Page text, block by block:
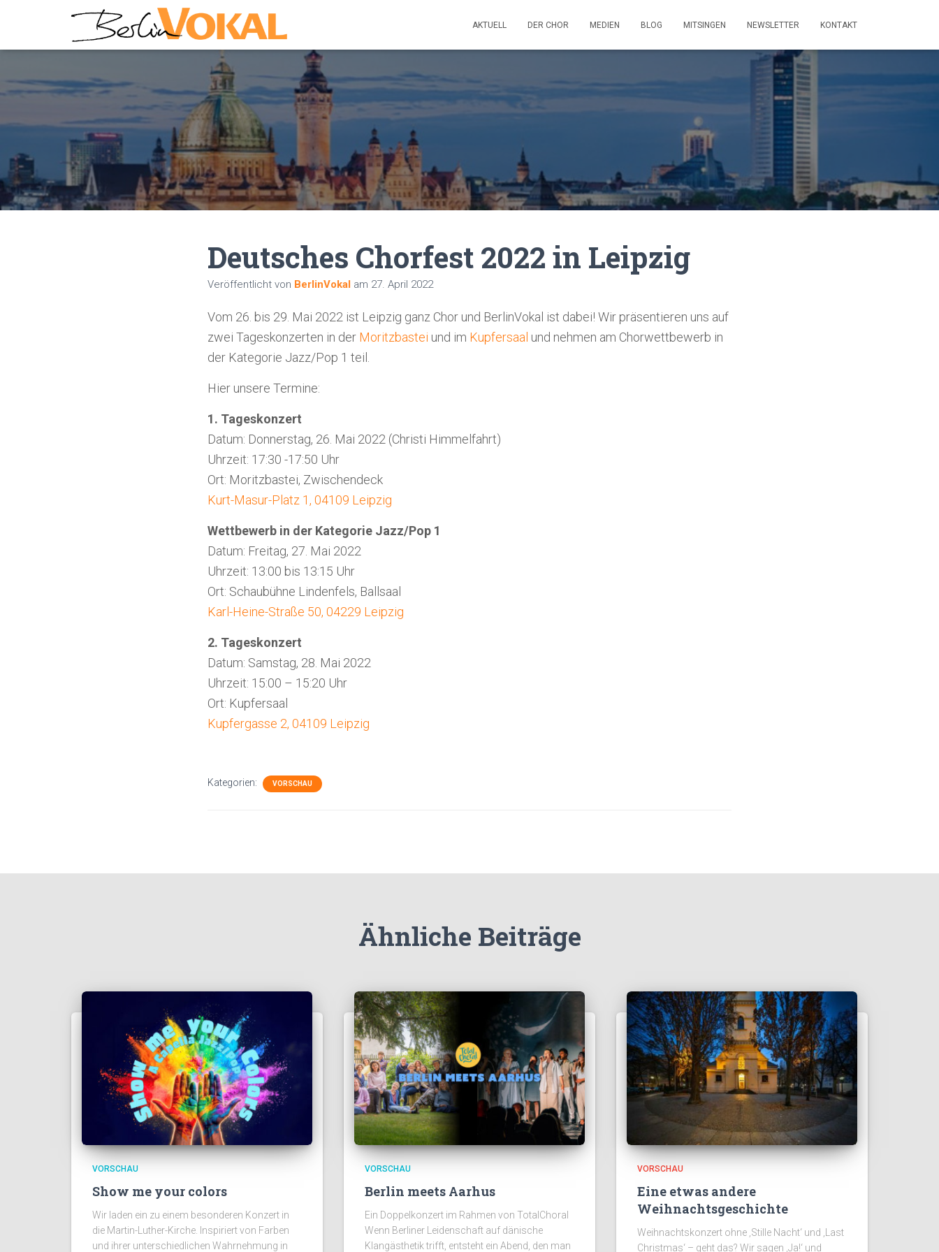
AKTUELL DER CHOR MEDIEN BLOG MITSINGEN NEWSLETTER KONTAKT
Deutsches Chorfest 2022 in Leipzig
Veröffentlicht von BerlinVokal am 27. April 2022
Vom 26. bis 29. Mai 2022 ist Leipzig ganz Chor und BerlinVokal ist dabei! Wir präsentieren uns auf
zwei Tageskonzerten in der Moritzbastei und im Kupfersaal und nehmen am Chorwettbewerb in
der Kategorie Jazz/Pop 1 teil.
Hier unsere Termine:
1. Tageskonzert
Datum: Donnerstag, 26. Mai 2022 (Christi Himmelfahrt)
Uhrzeit: 17:30 -17:50 Uhr
Ort: Moritzbastei, Zwischendeck
Kurt-Masur-Platz 1, 04109 Leipzig
Wettbewerb in der Kategorie Jazz/Pop 1
Datum: Freitag, 27. Mai 2022
Uhrzeit: 13:00 bis 13:15 Uhr
Ort: Schaubühne Lindenfels, Ballsaal
Karl-Heine-Straße 50, 04229 Leipzig
2. Tageskonzert
Datum: Samstag, 28. Mai 2022
Uhrzeit: 15:00 – 15:20 Uhr
Ort: Kupfersaal
Kupfergasse 2, 04109 Leipzig
Kategorien: VORSCHAU
Ähnliche Beiträge
VORSCHAU
Show me your colors
Wir laden ein zu einem besonderen Konzert in
die Martin-Luther-Kirche. Inspiriert von Farben
und ihrer unterschiedlichen Wahrnehmung in
VORSCHAU
Berlin meets Aarhus
Ein Doppelkonzert im Rahmen von TotalChoral
Wenn Berliner Leidenschaft auf dänische
Klangästhetik trifft, entsteht ein Abend, den man
VORSCHAU
Eine etwas andere
Weihnachtsgeschichte
Weihnachtskonzert ohne ‚Stille Nacht‘ und ‚Last
Christmas‘ – geht das? Wir sagen ‚Ja!‘ und